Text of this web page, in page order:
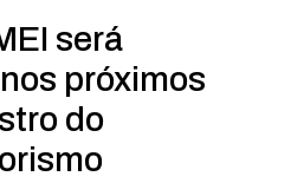
será
próximos
do